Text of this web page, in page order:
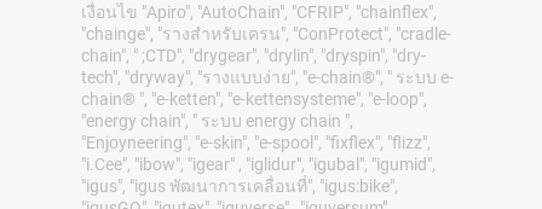
เงื่อนไข "Apiro", "AutoChain", "CFRIP", "chainflex",
"chainge", "รางสำหรับเครน", "ConProtect", "cradle-
chain", " ;CTD", "drygear", "drylin", "dryspin", "dry-
tech", "dryway", "รางแบบง่าย", "e-chain®", " ระบบ e-
chain® ", "e-ketten", "e-kettensysteme", "e-loop",
"energy chain", " ระบบ energy chain ",
"Enjoyneering", "e-skin", "e-spool", "fixflex", "flizz",
"i.Cee", "ibow", "igear" , "iglidur", "igubal", "igumid",
"igus", "igus พัฒนาการเคลื่อนที่", "igus:bike",